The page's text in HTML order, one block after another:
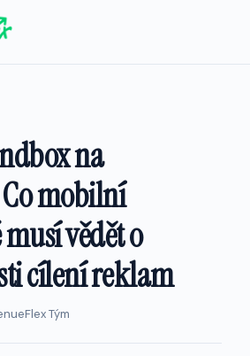
na
mobilní
vědět o
cílení reklam
Tým